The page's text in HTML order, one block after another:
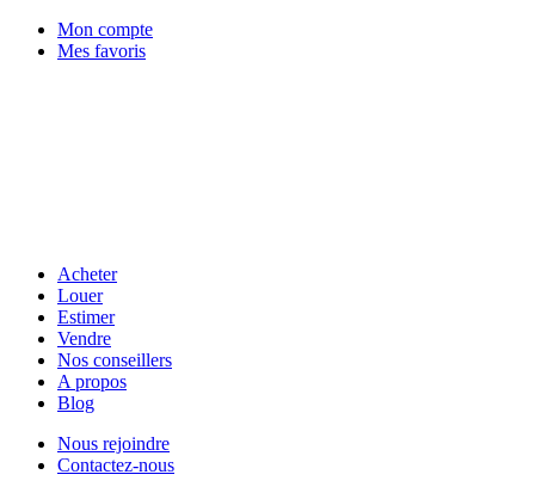
Mon compte
Mes favoris
Acheter
Louer
Estimer
Vendre
Nos conseillers
A propos
Blog
Nous rejoindre
Contactez-nous